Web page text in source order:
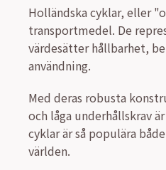
Holländska cyklar, eller
transportmedel. De
värdesätter hållbarhet,
användning.
Med deras robusta
och låga underhållskrav
cyklar är så populära
världen.